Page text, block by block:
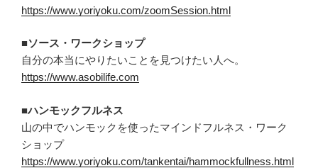
https://www.yoriyoku.com/zoomSession.html
■ソース・ワークショップ
自分の本当にやりたいことを見つけたい人へ。
https://www.asobilife.com
■ハンモックフルネス
山の中でハンモックを使ったマインドフルネス・ワーク
ショップ
https://www.yoriyoku.com/tankentai/hammockfullness.html